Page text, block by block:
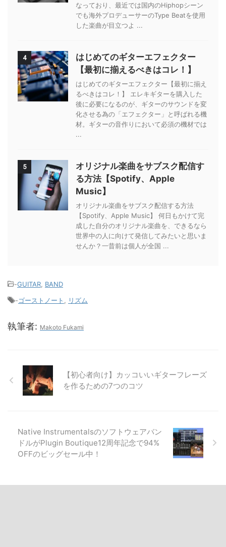
なっており、最近では国内のHiphopシーン
でも海外プロデューサーのType Beatを使用
した楽曲が目立つよ ...
4
はじめてのギターエフェクター
【最初に揃えるべきはコレ！】
はじめてのギターエフェクター【最初に揃え
るべきはコレ！】 エレキギターを購入した
後に必要になるのが、ギターのサウンドを変
化させる為の「エフェクター」と呼ばれる機
材。ギターの音作りにおいて必須の機材では
...
5
オリジナル楽曲をサブスク配信す
る方法【Spotify、Apple
Music】
オリジナル楽曲をサブスク配信する方法
【Spotify、Apple Music】 何日もかけて完
成した自分のオリジナル楽曲を、できるなら
世界中の人に向けて発信してみたいと思いま
せんか？一昔前は個人が全国 ...
-GUITAR BAND
-ゴーストノート リズム
執筆者: Makoto Fukami
【初心者向け】カッコいいギターフレーズ
を作るための7つのコツ
Native Instrumentalsのソフトウェアバン
ドルがPlugin Boutique12周年記念で94%
OFFのビッグセール中！